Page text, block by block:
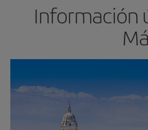
Información